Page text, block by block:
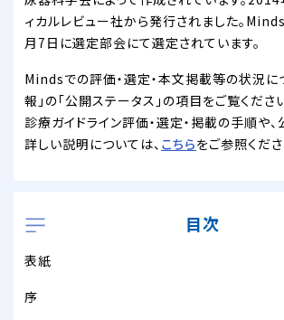
ィカルレビュー社から発行されました。
月7日に選定部会にて選定されています。
Mindsでの評価・選定・本文掲載等の状況に
報」の「公開ステータス」の項目をご覧くださ
診療ガイドライン評価・選定・掲載の手順や
詳しい説明については、 こちらをご参照くださ
目次
表紙
序